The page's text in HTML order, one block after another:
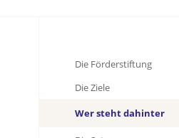
Die Förderstiftung
Die Ziele
Wer steht dahinter